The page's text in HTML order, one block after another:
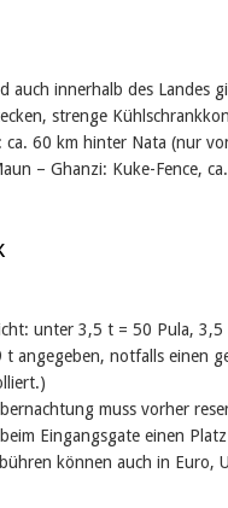
auch innerhalb des Landes
strenge
ca. 60 km hinter Nata (nur
– Ghanzi: Kuke-Fence,
unter 3,5 t = 50 Pula,
angegeben, notfalls einen
muss vorher
Eingangsgate einen
können auch in Euro,